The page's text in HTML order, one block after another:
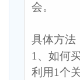
会。
具体方法
1、如何
利用1个